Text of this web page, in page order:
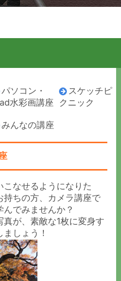
パソコン・
水彩画講座
スケッチピ
クニック
みんなの講座
なせるようになりた
持ちの方、カメラ講座で
でみませんか？
が、素敵な1枚に変身す
しょう！